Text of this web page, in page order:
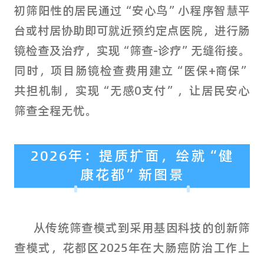
初筛阳性的居民通过“安心鸟”小程序智慧平
台或村居协助即可就近预约定点医院，进行肠
镜检查及治疗，实现“筛查-诊疗”无缝衔接。
同时，项目肠镜检查费用建立“医保+商保”
共担机制，实现“无感0支付”，让居民安心
筛查全程无忧。
2026年：提质扩面，绘就“健
康花都”新图景
从传统筛查模式到采用基因科技的创新筛
查模式，花都区2025年在大肠癌防治工作上